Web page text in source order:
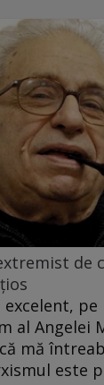
de
pe
al Angelei
mă
este